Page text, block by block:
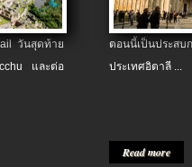
วันสุดท้าย
และต่อ
ตอนนี้เป็นประส
ประเทศอิตาลี ...
Read more